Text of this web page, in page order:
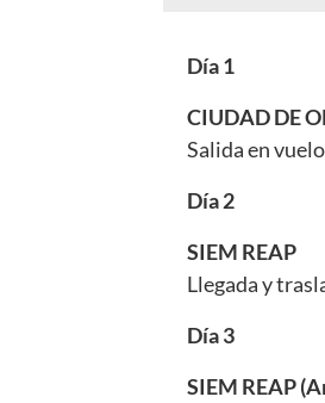
Día 1
CIUDAD DE
Salida en
Día 2
SIEM REAP
Llegada y
Día 3
SIEM REAP